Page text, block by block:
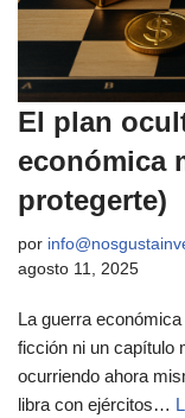
El plan
económica
protegerte)
por
agosto 11, 2025
La guerra
ficción ni un capítulo
ocurriendo ahora
libra con ejércitos…